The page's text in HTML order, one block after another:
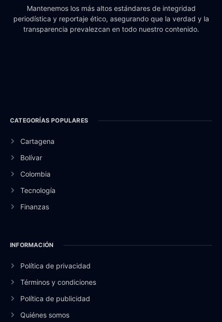
Mantenemos los más altos estándares de integridad
periodística y reportaje ético, asegurando que la verdad y la
transparencia prevalezcan en todo nuestro contenido.
CATEGORÍAS POPULARES
Cartagena
Bolívar
Colombia
Tecnología
Finanzas
INFORMACIÓN
Política de privacidad
Términos y condiciones
Política de publicidad
Quiénes somos